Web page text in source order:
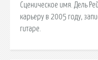
Сценическое имя. Дель
карьеру в 2005 году,
гитаре.